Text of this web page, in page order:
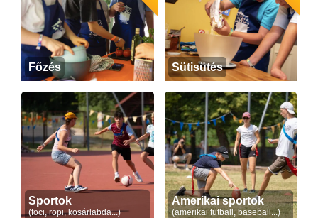
Főzés Sütisütés
Sportok
(foci, röpi, kosárlabda...)
Amerikai sportok
(amerikai futball, baseball...)